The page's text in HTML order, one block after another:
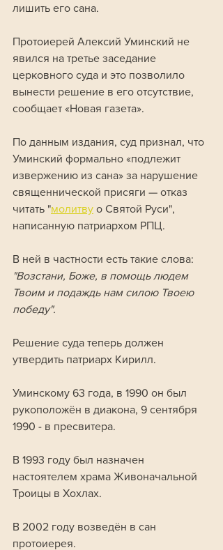
лишить его сана.
Протоиерей Алексий Уминский не
явился на третье заседание
церковного суда и это позволило
вынести решение в его отсутствие,
сообщает «Новая газета».
По данным издания, суд признал, что
Уминский формально «подлежит
извержению из сана» за нарушение
священнической присяги — отказ
читать "молитву о Святой Руси",
написанную патриархом РПЦ.
В ней в частности есть такие слова:
"Возстани, Боже, в помощь людем
Твоим и подаждь нам силою Твоею
победу".
Решение суда теперь должен
утвердить патриарх Кирилл.
Уминскому 63 года, в 1990 он был
рукоположён в диакона, 9 сентября
1990 - в пресвитера.
В 1993 году был назначен
настоятелем храма Живоначальной
Троицы в Хохлах.
В 2002 году возведён в сан
протоиерея.